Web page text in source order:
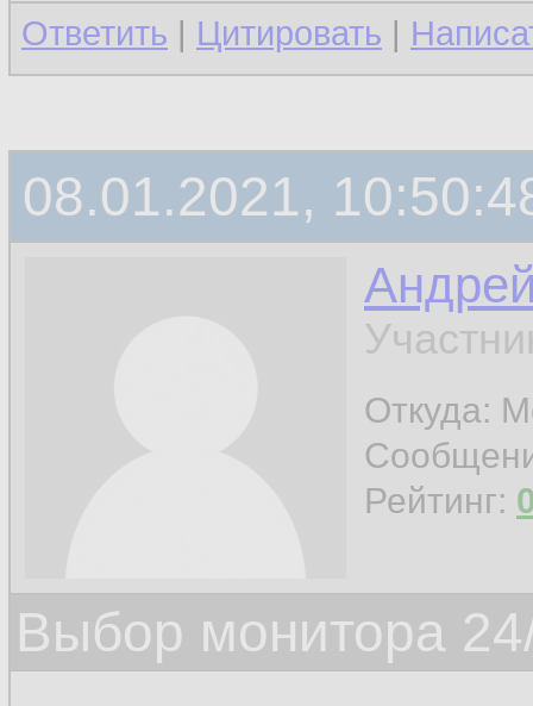
Ответить | Цитировать |
08.01.2021,
Откуда:
Рейтинг:
Выбор монитора